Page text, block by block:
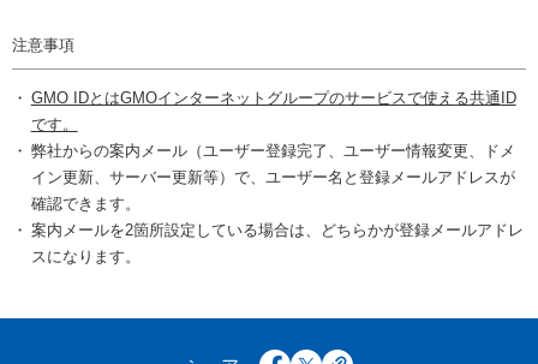
注意事項
GMO IDとはGMOインターネットグループのサービスで使える共通ID
です。
弊社からの案内メール（ユーザー登録完了、ユーザー情報変更、ドメ
イン更新、サーバー更新等）で、ユーザー名と登録メールアドレスが
確認できます。
案内メールを2箇所設定している場合は、どちらかが登録メールアドレ
スになります。